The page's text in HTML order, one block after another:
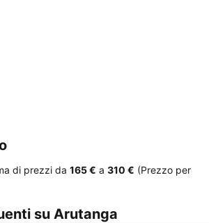
di prezzi da ‎165 € a ‎310 € (Prezzo per
su Arutanga